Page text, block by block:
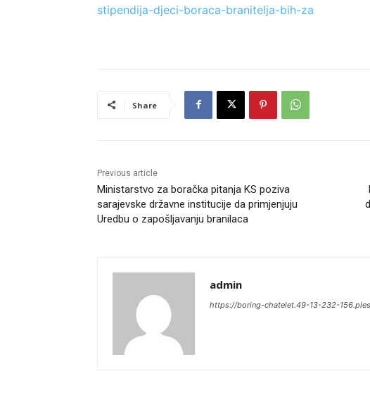
stipendija-djeci-boraca-branitelja-bih-za
Share
Previous article
Ministarstvo za boračka pitanja KS poziva
sarajevske državne institucije da primjenjuju
Uredbu o zapošljavanju branilaca
admin
https://boring-chatelet.49-13-232-